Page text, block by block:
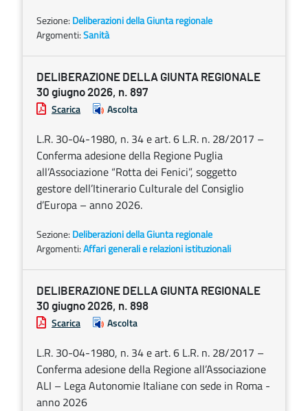
Sezione: Deliberazioni della Giunta regionale
Argomenti:Sanità
DELIBERAZIONE DELLA GIUNTA REGIONALE
30 giugno 2026, n. 897
Scarica Ascolta
L.R. 30-04-1980, n. 34 e art. 6 L.R. n. 28/2017 –
Conferma adesione della Regione Puglia
all’Associazione “Rotta dei Fenici”, soggetto
gestore dell’Itinerario Culturale del Consiglio
d’Europa – anno 2026.
Sezione: Deliberazioni della Giunta regionale
Argomenti:Affari generali e relazioni istituzionali
DELIBERAZIONE DELLA GIUNTA REGIONALE
30 giugno 2026, n. 898
Scarica Ascolta
L.R. 30-04-1980, n. 34 e art. 6 L.R. n. 28/2017 –
Conferma adesione della Regione all’Associazione
ALI – Lega Autonomie Italiane con sede in Roma -
anno 2026